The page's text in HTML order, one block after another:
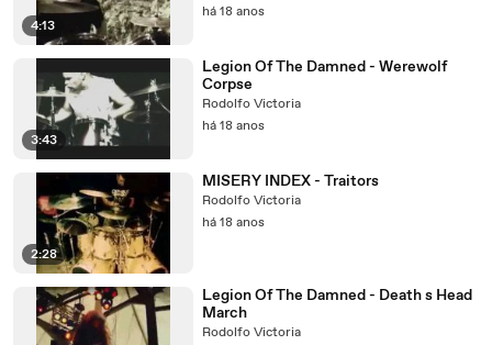
4:13
há 18 anos
3:43
Legion Of The Damned - Werewolf
Corpse
Rodolfo Victoria
há 18 anos
2:28
MISERY INDEX - Traitors
Rodolfo Victoria
há 18 anos
Legion Of The Damned - Death s Head
March
Rodolfo Victoria